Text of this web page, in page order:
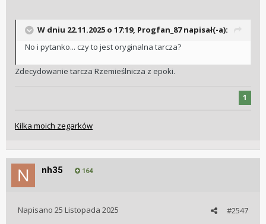
W dniu 22.11.2025 o 17:19, Progfan_87napisał(-a):
No i pytanko... czy to jest oryginalna tarcza?
Zdecydowanie tarcza Rzemieślnicza z epoki.
1
Kilka moich zegarków
nh35 164
#2547
Napisano 25 Listopada 2025